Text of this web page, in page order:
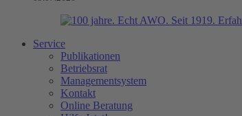
Service
Publikationen
Betriebsrat
Managementsystem
Kontakt
Online Beratung